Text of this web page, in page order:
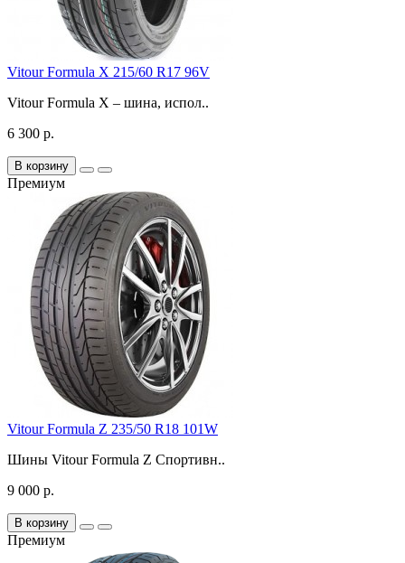
Vitour Formula X 215/60 R17 96V
Vitour Formula X – шина, испол..
6 300 р.
В корзину
Премиум
Vitour Formula Z 235/50 R18 101W
Шины Vitour Formula Z Спортивн..
9 000 р.
В корзину
Премиум